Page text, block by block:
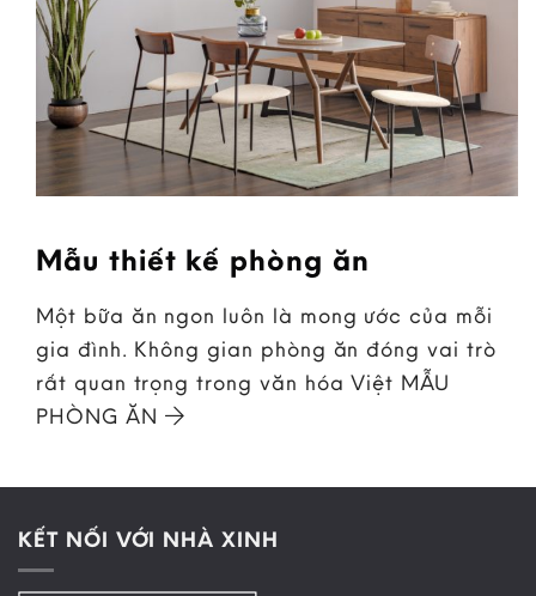
Mẫu thiết kế phòng ăn
Một bữa ăn ngon luôn là mong ước của mỗi
gia đình. Không gian phòng ăn đóng vai trò
rất quan trọng trong văn hóa Việt MẪU
PHÒNG ĂN
KẾT NỐI VỚI NHÀ XINH